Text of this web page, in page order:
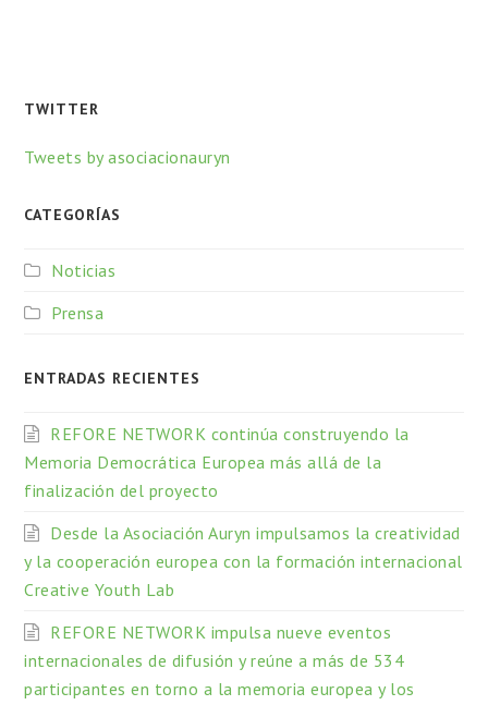
TWITTER
Tweets by asociacionauryn
CATEGORÍAS
Noticias
Prensa
ENTRADAS RECIENTES
REFORE NETWORK continúa construyendo la
Memoria Democrática Europea más allá de la
finalización del proyecto
Desde la Asociación Auryn impulsamos la creatividad
y la cooperación europea con la formación internacional
Creative Youth Lab
REFORE NETWORK impulsa nueve eventos
internacionales de difusión y reúne a más de 534
participantes en torno a la memoria europea y los